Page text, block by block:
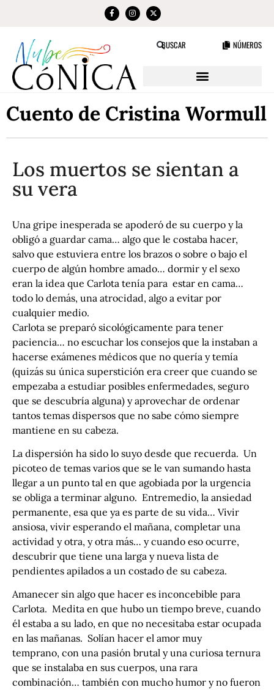
BUSCAR NÚMEROS
Cuento de Cristina Wormull
Los muertos se sientan a
su vera
Una gripe inesperada se apoderó de su cuerpo y la
obligó a guardar cama… algo que le costaba hacer,
salvo que estuviera entre los brazos o sobre o bajo el
cuerpo de algún hombre amado… dormir y el sexo
eran la idea que Carlota tenía para estar en cama…
todo lo demás, una atrocidad, algo a evitar por
cualquier medio.
Carlota se preparó sicológicamente para tener
paciencia… no escuchar los consejos que la instaban a
hacerse exámenes médicos que no quería y temía
(quizás su única superstición era creer que cuando se
empezaba a estudiar posibles enfermedades, seguro
que se descubría alguna) y aprovechar de ordenar
tantos temas dispersos que no sabe cómo siempre
mantiene en su cabeza.
La dispersión ha sido lo suyo desde que recuerda. Un
picoteo de temas varios que se le van sumando hasta
llegar a un punto tal en que agobiada por la urgencia
se obliga a terminar alguno. Entremedio, la ansiedad
permanente, esa que ya es parte de su vida… Vivir
ansiosa, vivir esperando el mañana, completar una
actividad y otra, y otra más… y cuando eso ocurre,
descubrir que tiene una larga y nueva lista de
pendientes apilados a un costado de su cabeza.
Amanecer sin algo que hacer es inconcebible para
Carlota. Medita en que hubo un tiempo breve, cuando
él estaba a su lado, en que no necesitaba estar ocupada
en las mañanas. Solían hacer el amor muy
temprano, con una pasión brutal y una curiosa ternura
que se instalaba en sus cuerpos, una rara
combinación… también con mucho humor y no fueron